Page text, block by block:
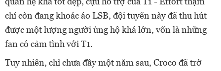
chí còn đang khoác áo LSB, đội tuyển này đã thu hút
được một lượng người ủng hộ khá lớn, vốn là những
fan có cảm tình với T1.
Tuy nhiên, chỉ chưa đầy một năm sau, Croco đã trở